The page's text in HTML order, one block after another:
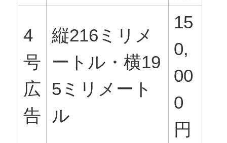
4
号
広
告
縦216ミリメ
ートル・横19
5ミリメート
ル
15
0,
00
0
円